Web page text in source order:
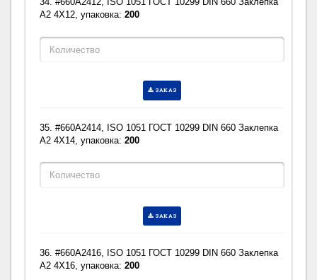
A2 4X12, упаковка:200
ЗАКАЗ
35. #660A2414, ISO 1051 ГОСТ 10299 DIN 660 Заклепка
A2 4X14, упаковка:200
ЗАКАЗ
36. #660A2416, ISO 1051 ГОСТ 10299 DIN 660 Заклепка
A2 4X16, упаковка:200